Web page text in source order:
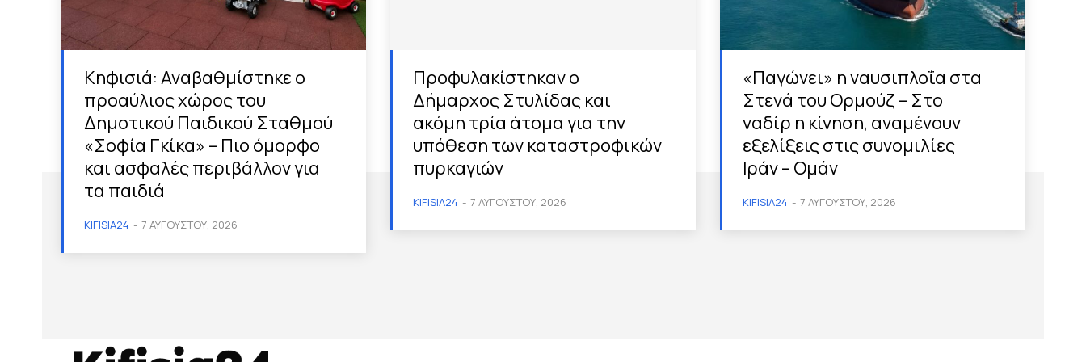
Κηφισιά: Αναβαθμίστηκε ο
προαύλιος χώρος του
Δημοτικού Παιδικού Σταθμού
«Σοφία Γκίκα» – Πιο όμορφο
και ασφαλές περιβάλλον για
τα παιδιά
KIFISIA24 - 7 ΑΥΓΟΎΣΤΟΥ, 2026
Προφυλακίστηκαν ο
Δήμαρχος Στυλίδας και
ακόμη τρία άτομα για την
υπόθεση των καταστροφικών
πυρκαγιών
KIFISIA24 - 7 ΑΥΓΟΎΣΤΟΥ, 2026
«Παγώνει» η ναυσιπλοΐα στα
Στενά του Ορμούζ – Στο
ναδίρ η κίνηση, αναμένουν
εξελίξεις στις συνομιλίες
Ιράν – Ομάν
KIFISIA24 - 7 ΑΥΓΟΎΣΤΟΥ, 2026